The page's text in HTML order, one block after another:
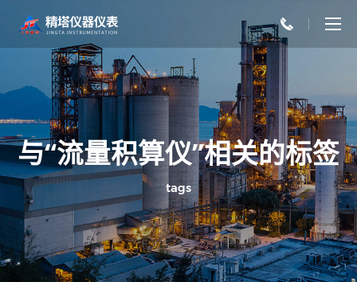
与“​​流量积算仪”相关的标签
tags